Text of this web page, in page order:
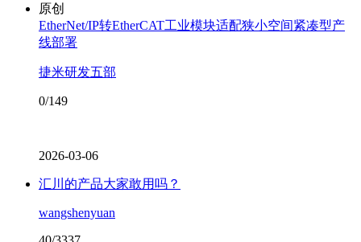
原创
EtherNet/IP转EtherCAT工业模块适配狭小空间紧凑型产
线部署
捷米研发五部
0/149
2026-03-06
汇川的产品大家敢用吗？
wangshenyuan